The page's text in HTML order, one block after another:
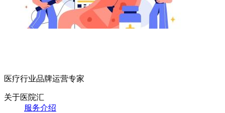
医疗行业品牌运营专家
关于医院汇
服务介绍